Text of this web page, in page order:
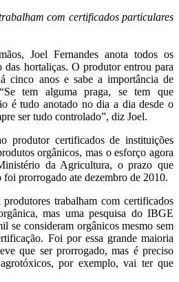
com certificados particulares
Joel Fernandes anota todos os
das hortaliças. O produtor entrou para
cinco anos e sabe a importância de
tem alguma praga, se tem que
é tudo anotado no dia a dia desde o
ser tudo controlado”, diz Joel.
produtor certificados de instituições
orgânicos, mas o esforço agora
da Agricultura, o prazo que
prorrogado ate dezembro de 2010.
trabalham com certificados
mas uma pesquisa do IBGE
se consideram orgânicos mesmo sem
Foi por essa grande maioria
que ser prorrogado, mas é preciso
por exemplo, vai ter que